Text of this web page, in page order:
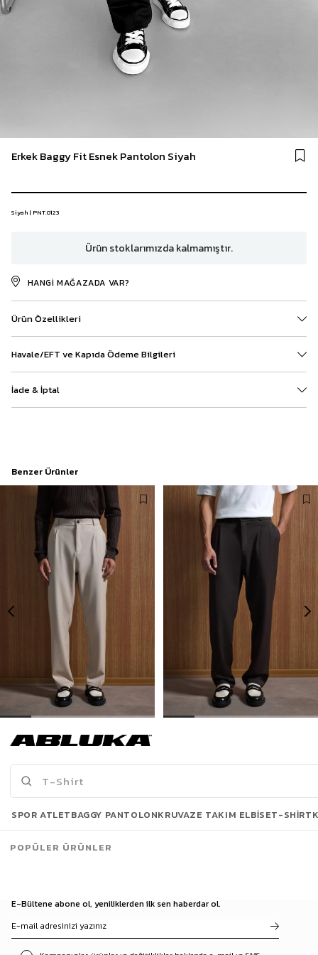
Erkek Baggy Fit Esnek Pantolon Siyah
Siyah | PNT.0123
Ürün stoklarımızda kalmamıştır.
HANGI MAĞAZADA VAR?
Ürün Özellikleri
Havale/EFT ve Kapıda Ödeme Bilgileri
İade & İptal
Benzer Ürünler
1.299,90 TL
Son Bakılanlar
E-Bültene abone ol, yeniliklerden ilk sen haberdar ol.
SPOR ATLETBAGGY PANTOLONKRUVAZE TAKIM ELBISET-SHIRT
POPÜLER ÜRÜNLER